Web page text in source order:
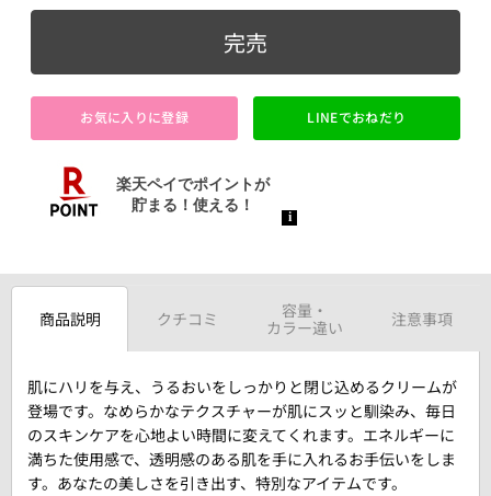
完売
お気に入りに登録 LINEでおねだり
商品説明 クチコミ
容量・
カラー違い
注意事項
肌にハリを与え、うるおいをしっかりと閉じ込めるクリームが
登場です。なめらかなテクスチャーが肌にスッと馴染み、毎日
のスキンケアを心地よい時間に変えてくれます。エネルギーに
満ちた使用感で、透明感のある肌を手に入れるお手伝いをしま
す。あなたの美しさを引き出す、特別なアイテムです。